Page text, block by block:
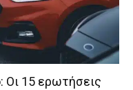
Οι 15 ερωτήσεις